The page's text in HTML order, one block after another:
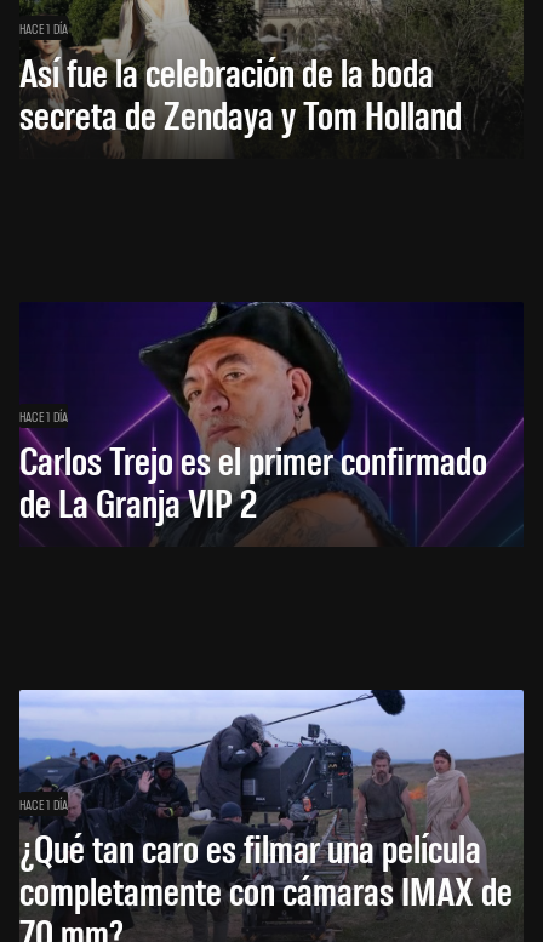
HACE 1 DÍA
Así fue la celebración de la boda
secreta de Zendaya y Tom Holland
HACE 1 DÍA
Carlos Trejo es el primer confirmado
de La Granja VIP 2
HACE 1 DÍA
¿Qué tan caro es filmar una película
completamente con cámaras IMAX de
70 mm?